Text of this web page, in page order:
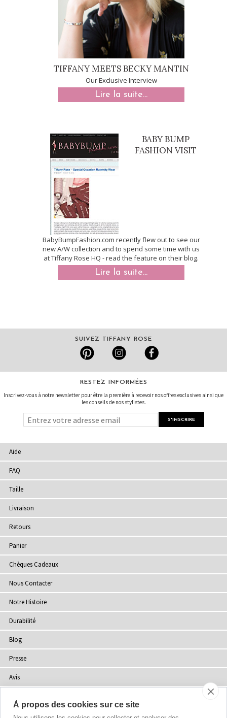
TIFFANY MEETS BECKY MANTIN
Our Exclusive Interview
Lire la suite...
BABY BUMP
FASHION VISIT
BabyBumpFashion.com recently flew out to see our
new A/W collection and to spend some time with us
at Tiffany Rose HQ - read the feature on their blog.
Lire la suite...
SUIVEZ TIFFANY ROSE
RESTEZ INFORMÉES
Inscrivez-vous à notre newsletter pour être la première à recevoir nos offres exclusives ainsi que
les conseils de nos stylistes.
Aide
FAQ
Taille
Livraison
Retours
Panier
Chèques Cadeaux
Nous Contacter
Notre Histoire
Durabilité
Blog
Presse
Avis
Plan du site
À propos des cookies sur ce site